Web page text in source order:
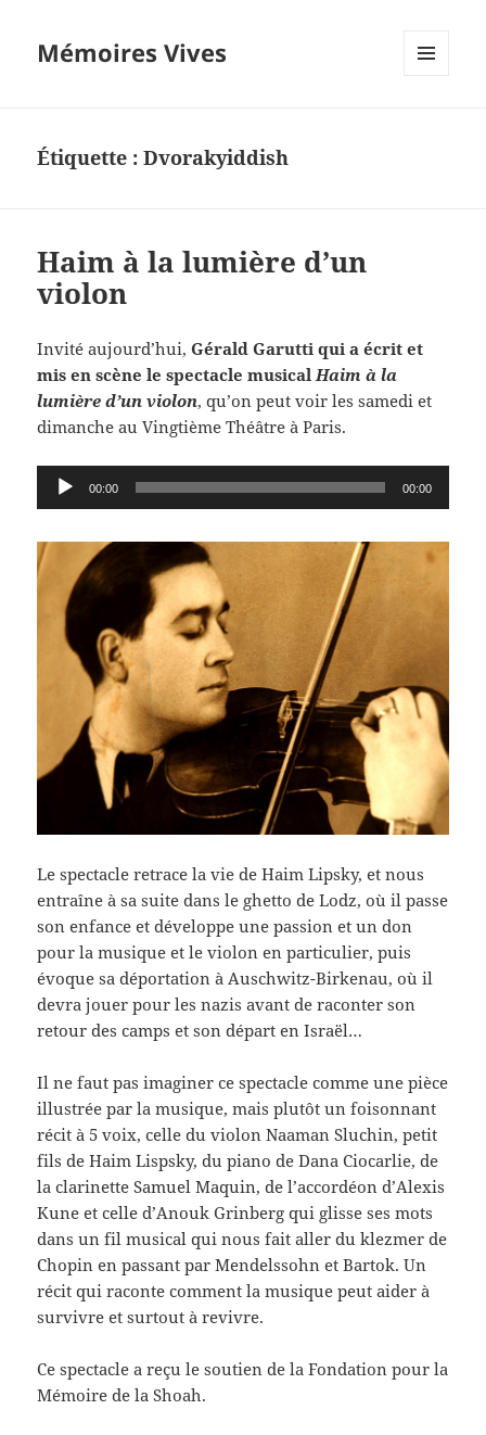
Mémoires Vives
Étiquette :Dvorakyiddish
Haim à la lumière d’un
violon
Invité aujourd’hui,Gérald Garutti qui a écrit et
mis en scène le spectacle musicalHaim à la
lumière d’un violon, qu’on peut voir les samedi et
dimanche au Vingtième Théâtre à Paris.
Lecteur
audio
00:00 00:00
Le spectacle retrace la vie de Haim Lipsky, et nous
entraîne à sa suite dans le ghetto de Lodz, où il passe
son enfance et développe une passion et un don
pour la musique et le violon en particulier, puis
évoque sa déportation à Auschwitz-Birkenau, où il
devra jouer pour les nazis avant de raconter son
retour des camps et son départ en Israël…
Il ne faut pas imaginer ce spectacle comme une pièce
illustrée par la musique, mais plutôt un foisonnant
récit à 5 voix, celle du violon Naaman Sluchin, petit
fils de Haim Lispsky, du piano de Dana Ciocarlie, de
la clarinette Samuel Maquin, de l’accordéon d’Alexis
Kune et celle d’Anouk Grinberg qui glisse ses mots
dans un fil musical qui nous fait aller du klezmer de
Chopin en passant par Mendelssohn et Bartok. Un
récit qui raconte comment la musique peut aider à
survivre et surtout à revivre.
Ce spectacle a reçu le soutien de la Fondation pour la
Mémoire de la Shoah.